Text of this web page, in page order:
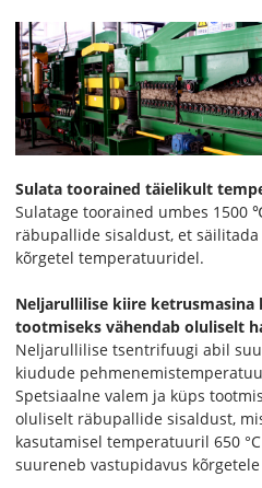
Sulata toorained täielikult
Sulatage toorained umbes 1500
räbupallide sisaldust, et
kõrgetel temperatuuridel.
Neljarullilise kiire ketrusmasina
tootmiseks vähendab oluliselt
Neljarullilise tsentrifuugi abil
kiudude
Spetsiaalne valem ja küps
oluliselt räbupallide sisaldust,
kasutamisel temperatuuril 650
suureneb vastupidavus